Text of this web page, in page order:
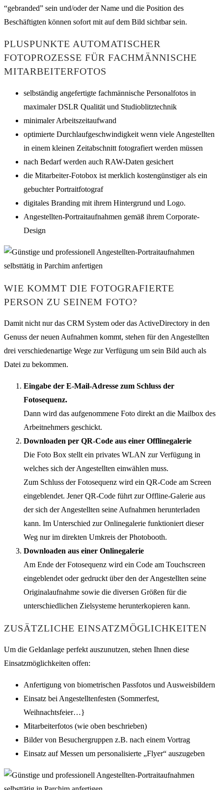
“gebranded” sein und/oder der Name und die Position des
Beschäftigten können sofort mit auf dem Bild sichtbar sein.
PLUSPUNKTE AUTOMATISCHER
FOTOPROZESSE FÜR FACHMÄNNISCHE
MITARBEITERFOTOS
selbständig angefertigte fachmännische Personalfotos in
maximaler DSLR Qualität und Studioblitztechnik
minimaler Arbeitszeitaufwand
optimierte Durchlaufgeschwindigkeit wenn viele Angestellten
in einem kleinen Zeitabschnitt fotografiert werden müssen
nach Bedarf werden auch RAW-Daten gesichert
die Mitarbeiter-Fotobox ist merklich kostengünstiger als ein
gebuchter Portraitfotograf
digitales Branding mit ihrem Hintergrund und Logo.
Angestellten-Portraitaufnahmen gemäß ihrem Corporate-
Design
WIE KOMMT DIE FOTOGRAFIERTE
PERSON ZU SEINEM FOTO?
Damit nicht nur das CRM System oder das ActiveDirectory in den
Genuss der neuen Aufnahmen kommt, stehen für den Angestellten
drei verschiedenartige Wege zur Verfügung um sein Bild auch als
Datei zu bekommen.
Eingabe der E-Mail-Adresse zum Schluss der
Fotosequenz.
Dann wird das aufgenommene Foto direkt an die Mailbox des
Arbeitnehmers geschickt.
Downloaden per QR-Code aus einer Offlinegalerie
Die Foto Box stellt ein privates WLAN zur Verfügung in
welches sich der Angestellten einwählen muss.
Zum Schluss der Fotosequenz wird ein QR-Code am Screen
eingeblendet. Jener QR-Code führt zur Offline-Galerie aus
der sich der Angestellten seine Aufnahmen herunterladen
kann. Im Unterschied zur Onlinegalerie funktioniert dieser
Weg nur im direkten Umkreis der Photobooth.
Downloaden aus einer Onlinegalerie
Am Ende der Fotosequenz wird ein Code am Touchscreen
eingeblendet oder gedruckt über den der Angestellten seine
Originalaufnahme sowie die diversen Größen für die
unterschiedlichen Zielsysteme herunterkopieren kann.
ZUSÄTZLICHE EINSATZMÖGLICHKEITEN
Um die Geldanlage perfekt auszunutzen, stehen Ihnen diese
Einsatzmöglichkeiten offen:
Anfertigung von biometrischen Passfotos und Ausweisbildern
Einsatz bei Angestelltenfesten (Sommerfest,
Weihnachtsfeier…}
Mitarbeiterfotos (wie oben beschrieben)
Bilder von Besuchergruppen z.B. nach einem Vortrag
Einsatz auf Messen um personalisierte „Flyer“ auszugeben